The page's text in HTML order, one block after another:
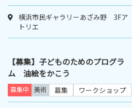
横浜市民ギャラリーあざみ野 3Fア
トリエ
【募集】子どものためのプログラ
ム 油絵をかこう
募集中 美術 募集 ワークショップ